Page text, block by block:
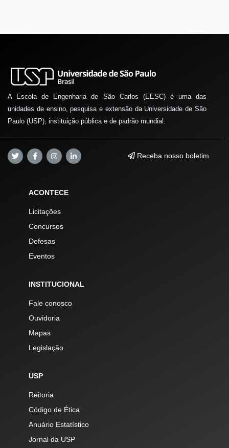
A Escola de Engenharia de São Carlos (EESC) é uma das
unidades de ensino, pesquisa e extensão da Universidade de São
Paulo (USP), instituição pública e de padrão mundial.
Receba nosso boletim
ACONTECE
Licitações
Concursos
Defesas
Eventos
INSTITUCIONAL
Fale conosco
Ouvidoria
Mapas
Legislação
USP
Reitoria
Código de Ética
Anuário Estatístico
Jornal da USP